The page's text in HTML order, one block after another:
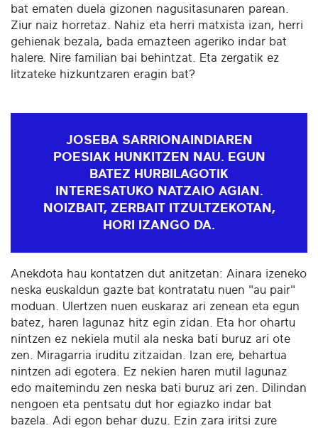
bat ematen duela gizonen nagusitasunaren parean.
Ziur naiz horretaz. Nahiz eta herri matxista izan, herri
gehienak bezala, bada emazteen ageriko indar bat
halere. Nire familian bai behintzat. Eta zergatik ez
litzateke hizkuntzaren eragin bat?
JOSEBA SARRIONAINDIAREN
POESIAK HUNKITZEN NAU. EGUN
BATEZ HURBILAGOTIK
INTERESATUKO NATZAIO AGIAN.
NOIZBAIT, ZERBAIT ITZULTZEKOTAN,
HORI IZANGO DA.
Anekdota hau kontatzen dut anitzetan: Ainara izeneko
neska euskaldun gazte bat kontratatu nuen "au pair"
moduan. Ulertzen nuen euskaraz ari zenean eta egun
batez, haren lagunaz hitz egin zidan. Eta hor ohartu
nintzen ez nekiela mutil ala neska bati buruz ari ote
zen. Miragarria iruditu zitzaidan. Izan ere, behartua
nintzen adi egotera. Ez nekien haren mutil lagunaz
edo maitemindu zen neska bati buruz ari zen. Dilindan
nengoen eta pentsatu dut hor egiazko indar bat
bazela. Adi egon behar duzu. Ezin zara iritsi zure